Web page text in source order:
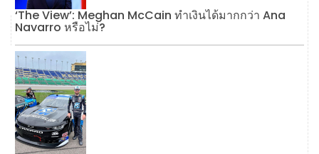
‘The View’: Meghan McCain ทำเงินได้มากกว่า Ana
Navarro หรือไม่?